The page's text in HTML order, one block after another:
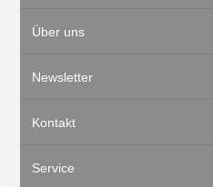
Über uns
Newsletter
Kontakt
Service